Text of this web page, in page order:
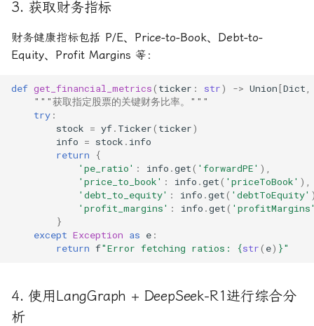
3. 获取财务指标
财务健康指标包括 P/E、Price-to-Book、Debt-to-
Equity、Profit Margins 等：
def get_financial_metrics( ticker : str) -> Union [Dict,
"""获取指定股票的关键财务比率。"""
try :
stock = yf. Ticker( ticker)
info = stock . info
return
{
'pe_ratio' : info .get( 'forwardPE' ),
'price_to_book' : info .get( 'priceToBook' ),
'debt_to_equity' : info .get( 'debtToEquity'
'profit_margins' : info .get(
}
except Exception as e :
return f"Error fetching ratios: {str( e) }"
4. 使用LangGraph + DeepSeek-R1进行综合分
析